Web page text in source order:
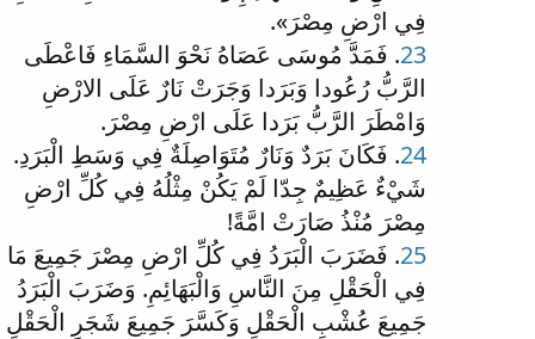
فِي ارْضِ مِصْرَ».
23. فَمَدَّ مُوسَى عَصَاهُ نَحْوَ السَّمَاءِ فَاعْطَى
الرَّبُّ رُعُودا وَبَرَدا وَجَرَتْ نَارٌ عَلَى الارْضِ
وَامْطَرَ الرَّبُّ بَرَدا عَلَى ارْضِ مِصْرَ.
24. فَكَانَ بَرَدٌ وَنَارٌ مُتَوَاصِلَةٌ فِي وَسَطِ الْبَرَدِ.
شَيْءٌ عَظِيمٌ جِدّا لَمْ يَكُنْ مِثْلُهُ فِي كُلِّ ارْضِ
مِصْرَ مُنْذُ صَارَتْ امَّةً!
25. فَضَرَبَ الْبَرَدُ فِي كُلِّ ارْضِ مِصْرَ جَمِيعَ مَا
فِي الْحَقْلِ مِنَ النَّاسِ وَالْبَهَائِمِ. وَضَرَبَ الْبَرَدُ
جَمِيعَ عُشْبِ الْحَقْلِ وَكَسَّرَ جَمِيعَ شَجَرِ الْحَقْلِ